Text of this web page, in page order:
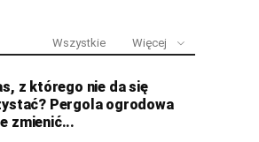
Wszystkie Więcej
z którego nie da się
Pergola ogrodowa
zmienić...